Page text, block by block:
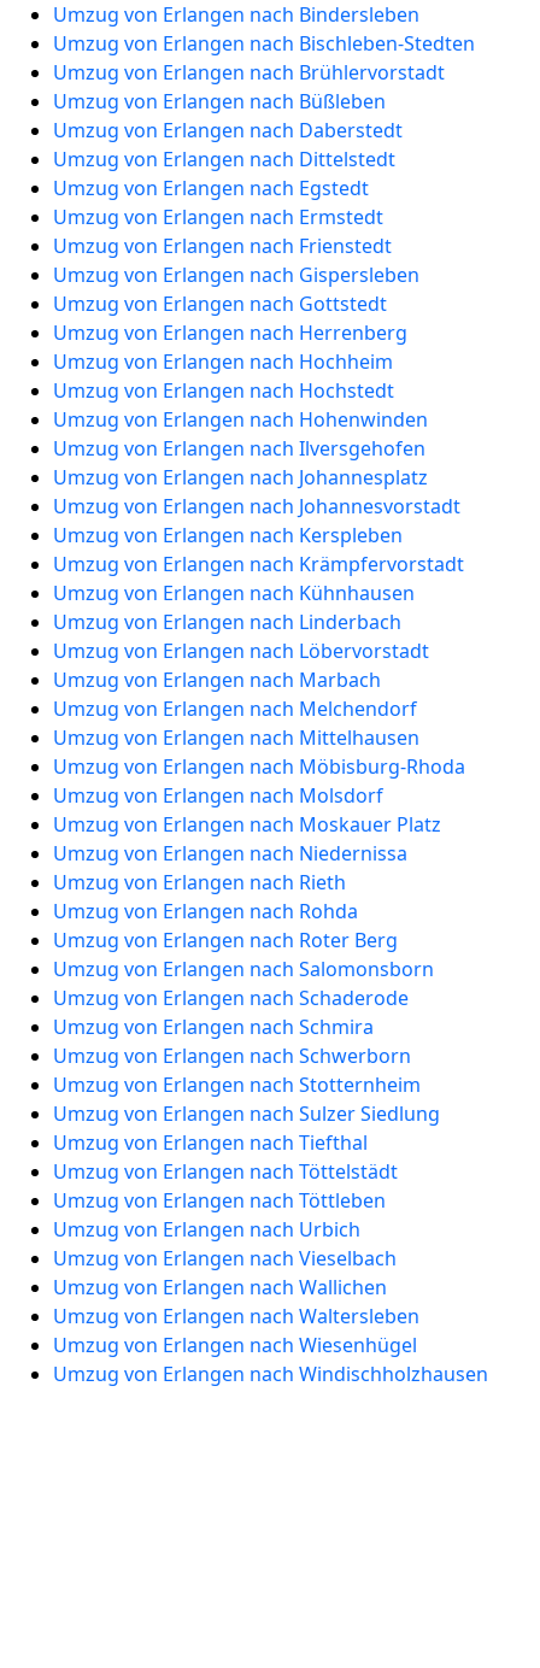
Umzug von Erlangen nach Bindersleben
Umzug von Erlangen nach Bischleben-Stedten
Umzug von Erlangen nach Brühlervorstadt
Umzug von Erlangen nach Büßleben
Umzug von Erlangen nach Daberstedt
Umzug von Erlangen nach Dittelstedt
Umzug von Erlangen nach Egstedt
Umzug von Erlangen nach Ermstedt
Umzug von Erlangen nach Frienstedt
Umzug von Erlangen nach Gispersleben
Umzug von Erlangen nach Gottstedt
Umzug von Erlangen nach Herrenberg
Umzug von Erlangen nach Hochheim
Umzug von Erlangen nach Hochstedt
Umzug von Erlangen nach Hohenwinden
Umzug von Erlangen nach Ilversgehofen
Umzug von Erlangen nach Johannesplatz
Umzug von Erlangen nach Johannesvorstadt
Umzug von Erlangen nach Kerspleben
Umzug von Erlangen nach Krämpfervorstadt
Umzug von Erlangen nach Kühnhausen
Umzug von Erlangen nach Linderbach
Umzug von Erlangen nach Löbervorstadt
Umzug von Erlangen nach Marbach
Umzug von Erlangen nach Melchendorf
Umzug von Erlangen nach Mittelhausen
Umzug von Erlangen nach Möbisburg-Rhoda
Umzug von Erlangen nach Molsdorf
Umzug von Erlangen nach Moskauer Platz
Umzug von Erlangen nach Niedernissa
Umzug von Erlangen nach Rieth
Umzug von Erlangen nach Rohda
Umzug von Erlangen nach Roter Berg
Umzug von Erlangen nach Salomonsborn
Umzug von Erlangen nach Schaderode
Umzug von Erlangen nach Schmira
Umzug von Erlangen nach Schwerborn
Umzug von Erlangen nach Stotternheim
Umzug von Erlangen nach Sulzer Siedlung
Umzug von Erlangen nach Tiefthal
Umzug von Erlangen nach Töttelstädt
Umzug von Erlangen nach Töttleben
Umzug von Erlangen nach Urbich
Umzug von Erlangen nach Vieselbach
Umzug von Erlangen nach Wallichen
Umzug von Erlangen nach Waltersleben
Umzug von Erlangen nach Wiesenhügel
Umzug von Erlangen nach Windischholzhausen